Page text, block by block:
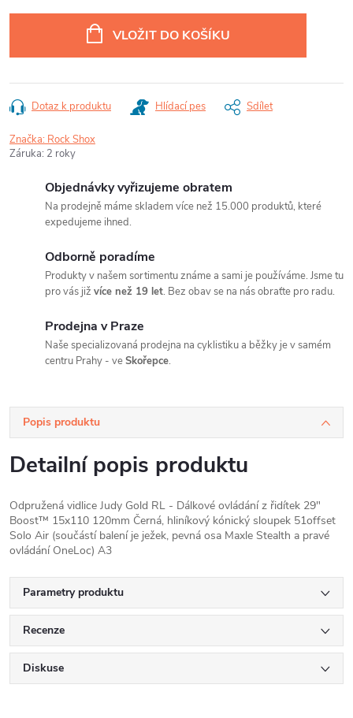
VLOŽIT DO KOŠÍKU
Dotaz k produktu Hlídací pes Sdílet
Značka: Rock Shox
Záruka: 2 roky
Objednávky vyřizujeme obratem
Na prodejně máme skladem více než 15.000 produktů, které
expedujeme ihned.
Odborně poradíme
Produkty v našem sortimentu známe a sami je používáme. Jsme tu
pro vás již více než 19 let. Bez obav se na nás obraťte pro radu.
Prodejna v Praze
Naše specializovaná prodejna na cyklistiku a běžky je v samém
centru Prahy - veSkořepce.
Popis produktu
Detailní popis produktu
Odpružená vidlice Judy Gold RL - Dálkové ovládání z řidítek 29"
Boost™ 15x110 120mm Černá, hliníkový kónický sloupek 51offset
Solo Air (součástí balení je ježek, pevná osa Maxle Stealth a pravé
ovládání OneLoc) A3
Parametry produktu
Recenze
Diskuse